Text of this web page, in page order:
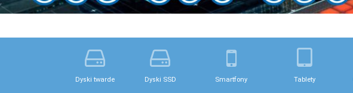
Dyski twarde Dyski SSD Smartfony Tablety